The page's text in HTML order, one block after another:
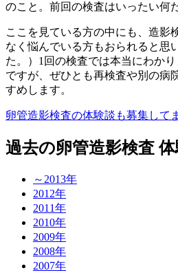
のこと。前回の検査はいったい何
ここを見ている方の中にも、造影
なく悩んでいる方もおられると思
た。）1回の検査では本当にわか
ですが、ぜひとも再検査や別の病
すめします。
卵管造影検査の体験談も募集して
過去の卵管造影検査
～2013年
2012年
2011年
2010年
2009年
2008年
2007年